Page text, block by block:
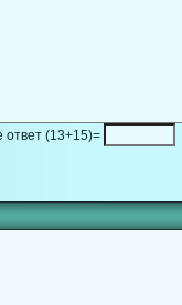
ответ (13+15)=